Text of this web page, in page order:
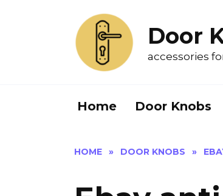
Door
accessories
Home Door Knobs
HOME » DOOR KNOBS »